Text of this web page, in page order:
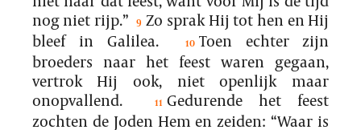
nog niet rijp.”
9 Zo sprak Hij tot hen en Hij
bleef in Galilea.
10 Toen echter zijn
broeders naar het feest waren gegaan,
vertrok Hij ook, niet openlijk maar
onopvallend.
11 Gedurende het feest
zochten de Joden Hem en zeiden: “Waar is